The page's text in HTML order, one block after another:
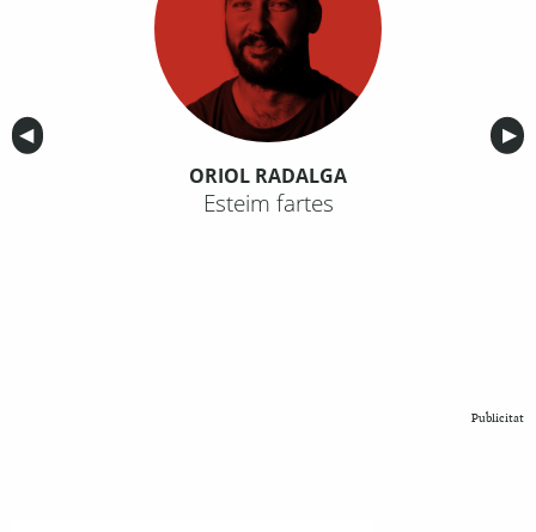
Anterior
◀︎ ▶︎
ORIOL RADALGA
Esteim fartes
Publicitat